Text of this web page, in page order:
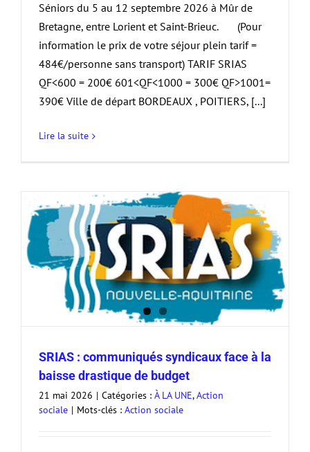
Séniors du 5 au 12 septembre 2026 à Mûr de
Bretagne, entre Lorient et Saint-Brieuc. (Pour
information le prix de votre séjour plein tarif =
484€/personne sans transport) TARIF SRIAS
QF<600 = 200€ 601<QF<1000 = 300€ QF>1001=
390€ Ville de départ BORDEAUX , POITIERS, [...]
Lire la suite
SRIAS : communiqués syndicaux face à la
baisse drastique de budget
21 mai 2026 | Catégories : À LA UNE,Action
sociale | Mots-clés : Action sociale